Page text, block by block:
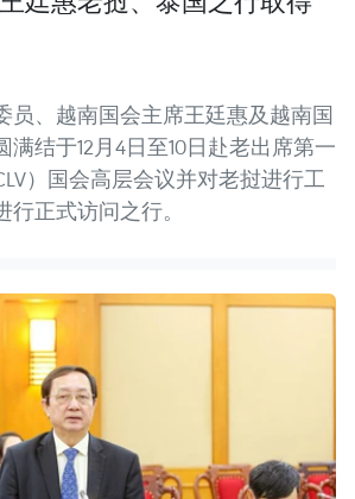
员、越南国会主席王廷惠及越南国
结于12月4日至10日赴老出席第一
）国会高层会议并对老挝进行工
正式访问之行。